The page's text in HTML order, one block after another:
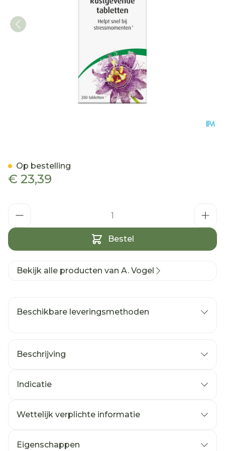
€ 23,39
Bestel
Op bestelling
Bekijk alle producten van A. Vogel
Beschikbare leveringsmethoden
Beschrijving
Indicatie
Wettelijk verplichte informatie
Eigenschappen